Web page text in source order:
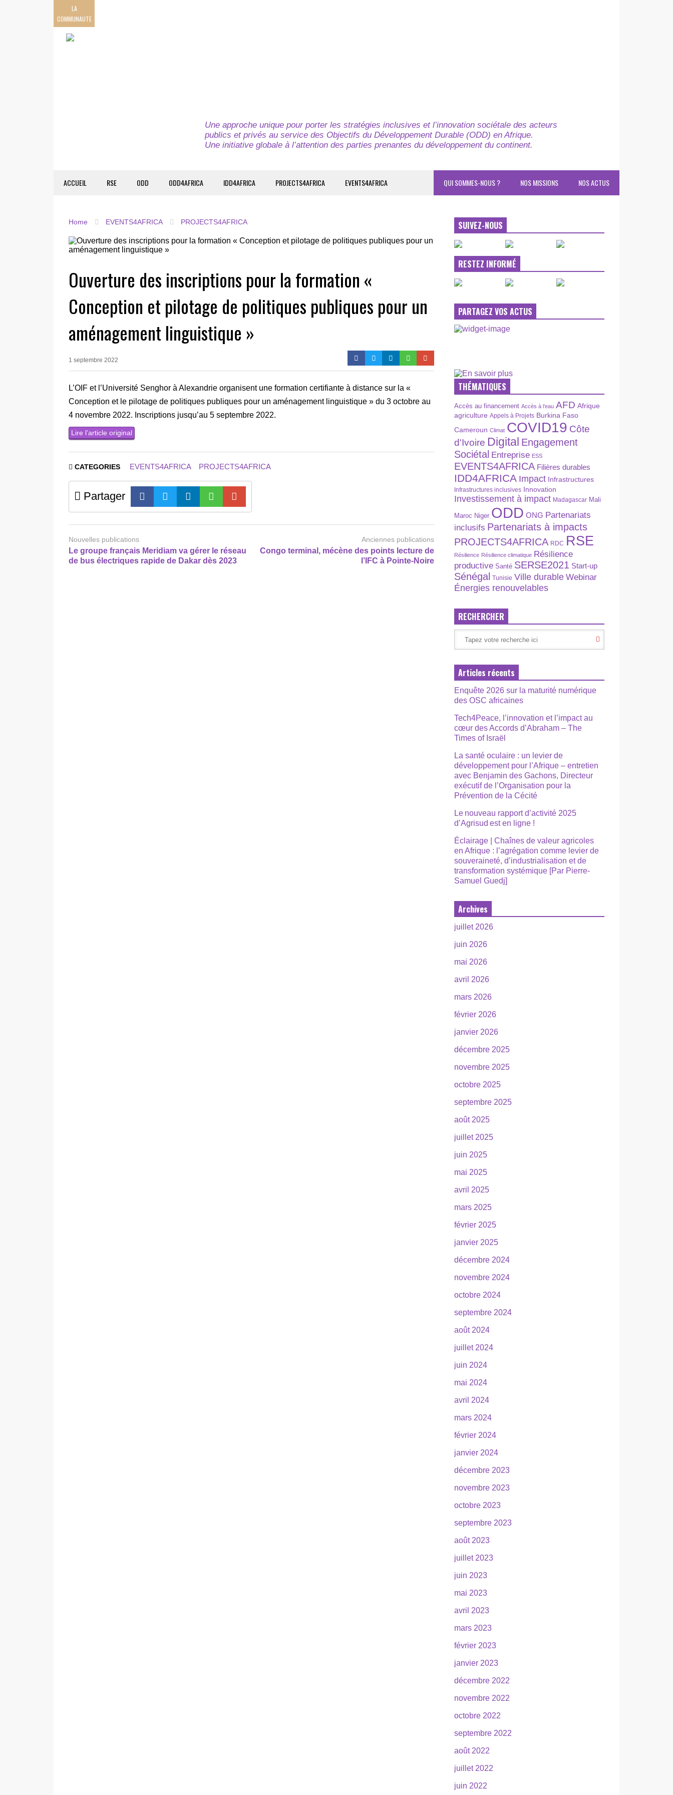
LA
COMMUNAUTE
Une approche unique pour porter les stratégies inclusives et l’innovation sociétale des acteurs
publics et privés au service des Objectifs du Développement Durable (ODD) en Afrique.
Une initiative globale à l’attention des parties prenantes du développement du continent.
ACCUEIL RSE ODD ODD4AFRICA IDD4AFRICA PROJECTS4AFRICA EVENTS4AFRICA NOS ACTUS
NOS MISSIONS
QUI SOMMES-NOUS ?
Home EVENTS4AFRICA PROJECTS4AFRICA
Ouverture des inscriptions pour la formation «
Conception et pilotage de politiques publiques pour un
aménagement linguistique »
1 septembre 2022
L’OIF et l’Université Senghor à Alexandrie organisent une formation certifiante à distance sur la «
Conception et le pilotage de politiques publiques pour un aménagement linguistique » du 3 octobre au
4 novembre 2022. Inscriptions jusqu’au 5 septembre 2022.
Lire l’article original
CATEGORIES EVENTS4AFRICA PROJECTS4AFRICA
Partager
Nouvelles publications
Le groupe français Meridiam va gérer le réseau
de bus électriques rapide de Dakar dès 2023
Anciennes publications
Congo terminal, mécène des points lecture de
l’IFC à Pointe-Noire
SUIVEZ-NOUS
RESTEZ INFORMÉ
PARTAGEZ VOS ACTUS
THÉMATIQUES
Accès au financement Accès à l’eau AFD Afrique
agriculture Appels à Projets Burkina Faso
Cameroun Climat COVID19 Côte
d'Ivoire Digital Engagement
Sociétal Entreprise ESS
EVENTS4AFRICA Filières durables
IDD4AFRICA Impact Infrastructures
Infrastructures inclusives Innovation
Investissement à impact Madagascar Mali
Maroc Niger ODD ONG Partenariats
inclusifs Partenariats à impacts
PROJECTS4AFRICA RDC RSE
Résilience Résilience climatique Résilience
productive Santé SERSE2021 Start-up
Sénégal Tunisie Ville durable Webinar
Énergies renouvelables
RECHERCHER
Articles récents
Enquête 2026 sur la maturité numérique
des OSC africaines
Tech4Peace, l’innovation et l’impact au
cœur des Accords d’Abraham – The
Times of Israël
La santé oculaire : un levier de
développement pour l’Afrique – entretien
avec Benjamin des Gachons, Directeur
exécutif de l’Organisation pour la
Prévention de la Cécité
Le nouveau rapport d’activité 2025
d’Agrisud est en ligne !
Éclairage | Chaînes de valeur agricoles
en Afrique : l’agrégation comme levier de
souveraineté, d’industrialisation et de
transformation systémique [Par Pierre-
Samuel Guedj]
Archives
juillet 2026
juin 2026
mai 2026
avril 2026
mars 2026
février 2026
janvier 2026
décembre 2025
novembre 2025
octobre 2025
septembre 2025
août 2025
juillet 2025
juin 2025
mai 2025
avril 2025
mars 2025
février 2025
janvier 2025
décembre 2024
novembre 2024
octobre 2024
septembre 2024
août 2024
juillet 2024
juin 2024
mai 2024
avril 2024
mars 2024
février 2024
janvier 2024
décembre 2023
novembre 2023
octobre 2023
septembre 2023
août 2023
juillet 2023
juin 2023
mai 2023
avril 2023
mars 2023
février 2023
janvier 2023
décembre 2022
novembre 2022
octobre 2022
septembre 2022
août 2022
juillet 2022
juin 2022